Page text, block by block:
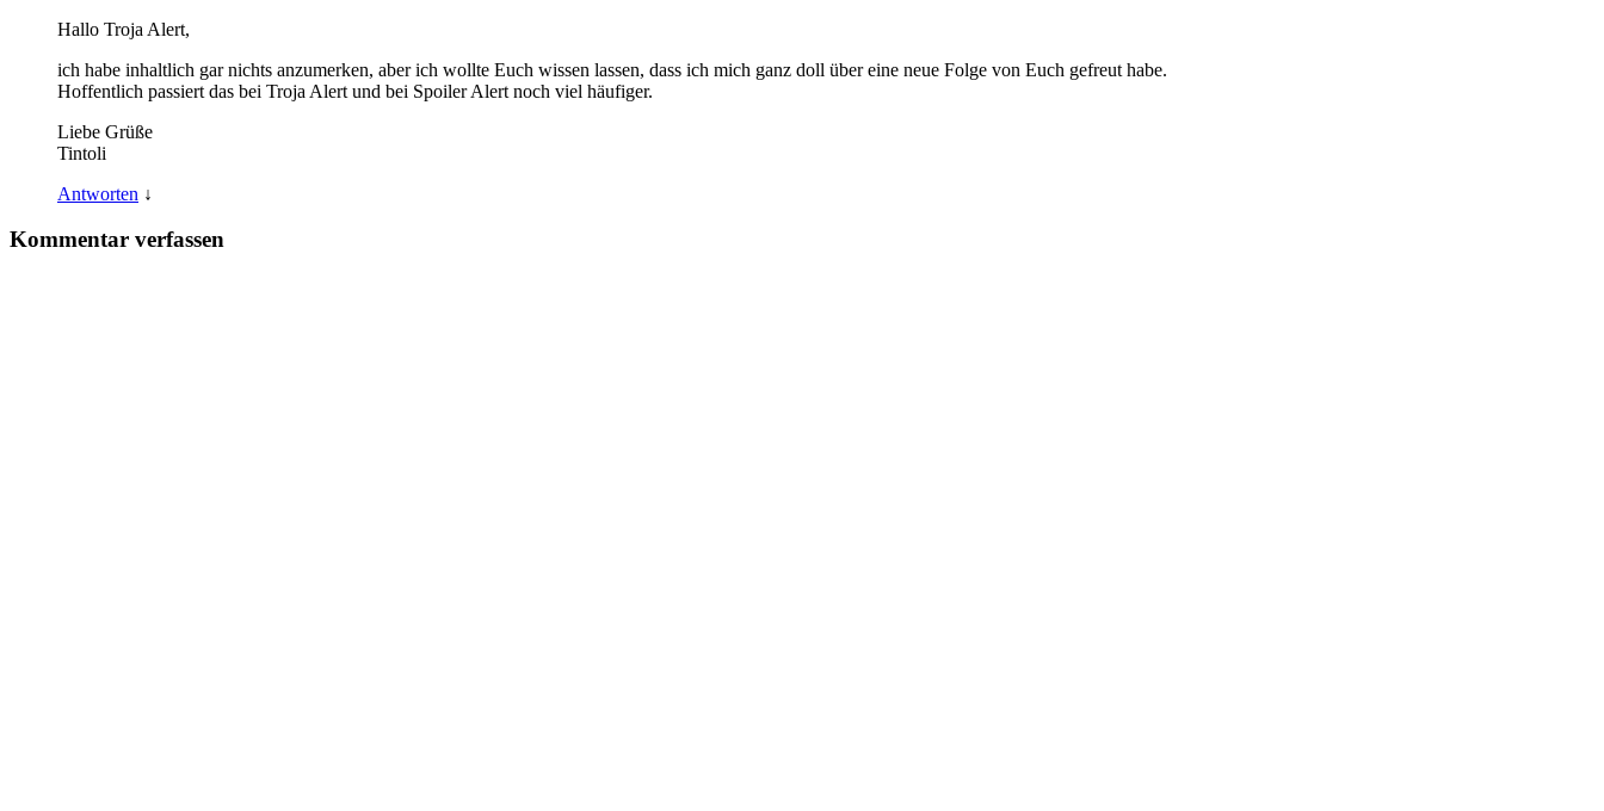
Hallo Troja Alert,
ich habe inhaltlich gar nichts anzumerken, aber ich wollte Euch wissen lassen, dass ich mich ganz doll über eine neue Folge von Euch gefreut habe.
Hoffentlich passiert das bei Troja Alert und bei Spoiler Alert noch viel häufiger.
Liebe Grüße
Tintoli
Antworten ↓
Kommentar verfassen